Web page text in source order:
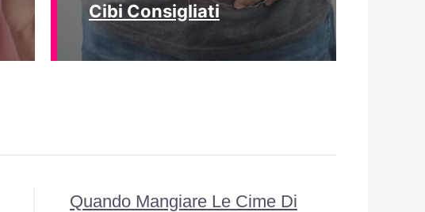
Cibi Consigliati
Quando Mangiare Le Cime Di